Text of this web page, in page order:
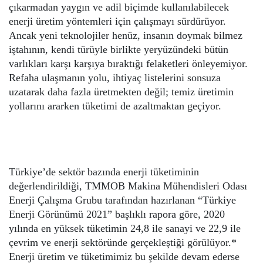
çıkarmadan yaygın ve adil biçimde kullanılabilecek
enerji üretim yöntemleri için çalışmayı sürdürüyor.
Ancak yeni teknolojiler henüz, insanın doymak bilmez
iştahının, kendi türüyle birlikte yeryüzündeki bütün
varlıkları karşı karşıya bıraktığı felaketleri önleyemiyor.
Refaha ulaşmanın yolu, ihtiyaç listelerini sonsuza
uzatarak daha fazla üretmekten değil; temiz üretimin
yollarını ararken tüketimi de azaltmaktan geçiyor.
Türkiye’de sektör bazında enerji tüketiminin
değerlendirildiği, TMMOB Makina Mühendisleri Odası
Enerji Çalışma Grubu tarafından hazırlanan “Türkiye
Enerji Görünümü 2021” başlıklı rapora göre, 2020
yılında en yüksek tüketimin 24,8 ile sanayi ve 22,9 ile
çevrim ve enerji sektöründe gerçekleştiği görülüyor.*
Enerji üretim ve tüketimimiz bu şekilde devam ederse